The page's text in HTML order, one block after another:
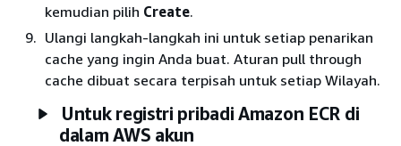
kemudian pilih Create.
Ulangi langkah-langkah ini untuk setiap penarikan
cache yang ingin Anda buat. Aturan pull through
cache dibuat secara terpisah untuk setiap Wilayah.
Untuk registri pribadi Amazon ECR di
dalam AWS akun